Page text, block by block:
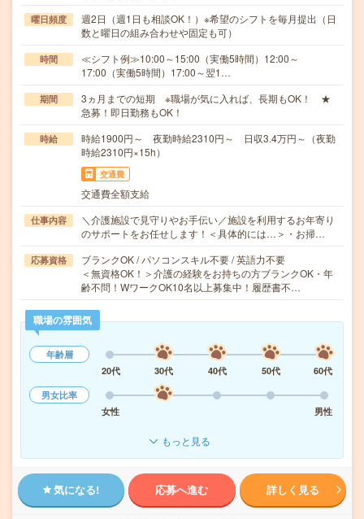
曜日頻度
週2日（週1日も相談OK！）※希望のシフトを毎月提出（日
数と曜日の組み合わせや固定も可）
時間
≪シフト例≫10:00～15:00（実働5時間）12:00～
17:00（実働5時間）17:00～翌1…
期間
3ヵ月までの短期 ※職場が気に入れば、長期もOK！ ★
急募！即日勤務もOK！
時給
時給1900円～ 夜勤時給2310円～ 日収3.4万円～（夜勤
時給2310円×15h）
交通費
交通費全額支給
仕事内容
＼介護施設で見守りやお手伝い／施設を利用するお年寄り
のサポートをお任せします！＜具体的には…＞・お掃…
応募資格
ブランクOK / パソコンスキル不要 / 英語力不要
＜無資格OK！＞介護の経験をお持ちの方ブランクOK・年
齢不問！WワークOK10名以上募集中！履歴書不…
職場の雰囲気
年齢層
20代
30代 40代 50代
60代
男女比率
女性
男性
もっと見る
気になる! 応募へ進む 詳しく見る